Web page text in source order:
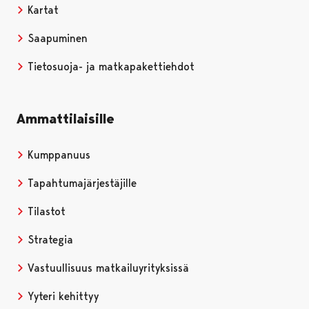
Kartat
Saapuminen
Tietosuoja- ja matkapakettiehdot
Ammattilaisille
Kumppanuus
Tapahtumajärjestäjille
Tilastot
Strategia
Vastuullisuus matkailuyrityksissä
Yyteri kehittyy